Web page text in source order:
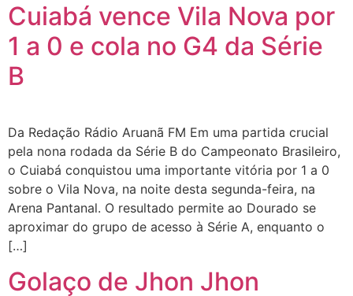
Cuiabá vence Vila Nova por
1 a 0 e cola no G4 da Série
B
Da Redação Rádio Aruanã FM Em uma partida crucial
pela nona rodada da Série B do Campeonato Brasileiro,
o Cuiabá conquistou uma importante vitória por 1 a 0
sobre o Vila Nova, na noite desta segunda-feira, na
Arena Pantanal. O resultado permite ao Dourado se
aproximar do grupo de acesso à Série A, enquanto o
[…]
Golaço de Jhon Jhon